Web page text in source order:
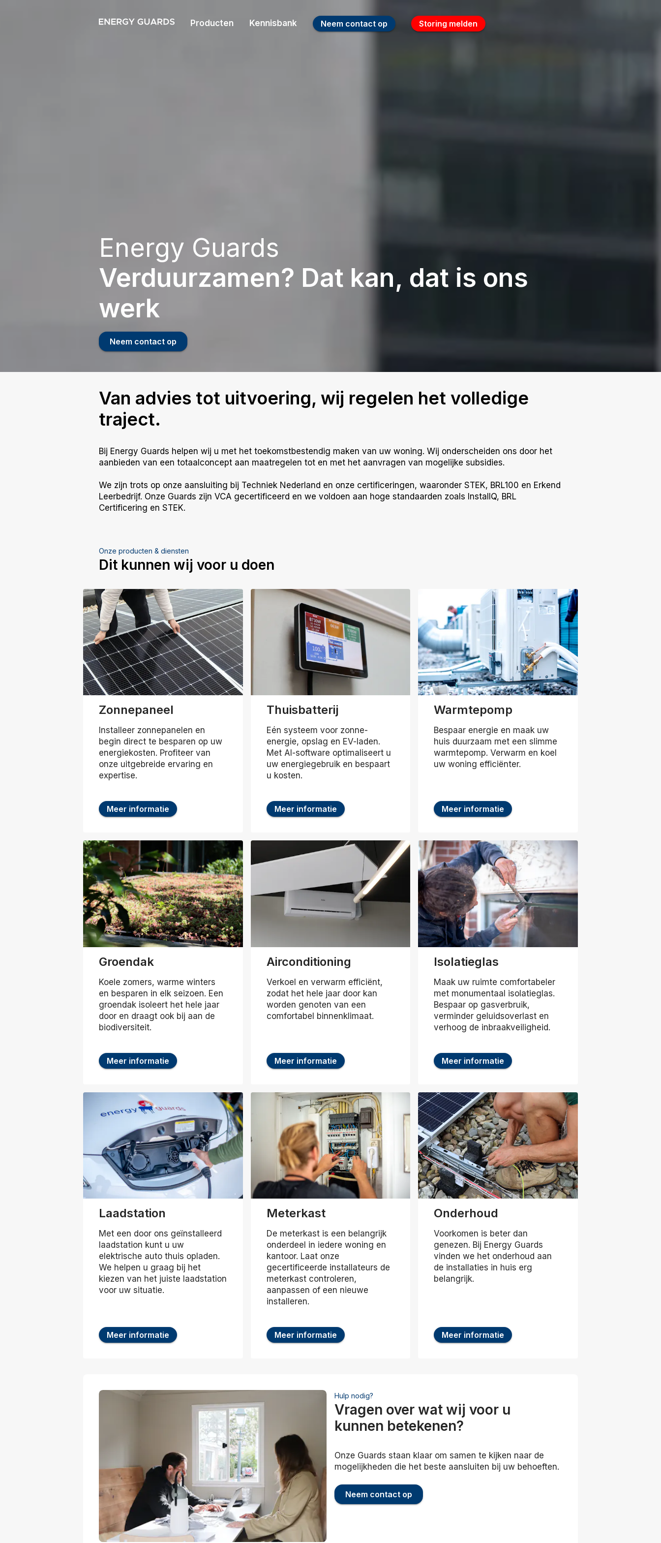
Producten Kennisbank Neem contact op Storing melden
Energy Guards
Verduurzamen? Dat kan, dat is ons
werk
Neem contact op
Van advies tot uitvoering, wij regelen het volledige
traject.
Bij Energy Guards helpen wij u met het toekomstbestendig maken van uw woning. Wij onderscheiden ons door het
aanbieden van een totaalconcept aan maatregelen tot en met het aanvragen van mogelijke subsidies.
We zijn trots op onze aansluiting bij Techniek Nederland en onze certificeringen, waaronder STEK, BRL100 en Erkend
Leerbedrijf. Onze Guards zijn VCA gecertificeerd en we voldoen aan hoge standaarden zoals InstallQ, BRL
Certificering en STEK.
Onze producten & diensten
Dit kunnen wij voor u doen
Zonnepaneel
Installeer zonnepanelen en
begin direct te besparen op uw
energiekosten. Profiteer van
onze uitgebreide ervaring en
expertise.
Meer informatie
Thuisbatterij
Eén systeem voor zonne-
energie, opslag en EV-laden.
Met AI-software optimaliseert u
uw energiegebruik en bespaart
u kosten.
Meer informatie
Warmtepomp
Bespaar energie en maak uw
huis duurzaam met een slimme
warmtepomp. Verwarm en koel
uw woning efficiënter.
Meer informatie
Groendak
Koele zomers, warme winters
en besparen in elk seizoen. Een
groendak isoleert het hele jaar
door en draagt ook bij aan de
biodiversiteit.
Meer informatie
Airconditioning
Verkoel en verwarm efficiënt,
zodat het hele jaar door kan
worden genoten van een
comfortabel binnenklimaat.
Meer informatie
Isolatieglas
Maak uw ruimte comfortabeler
met monumentaal isolatieglas.
Bespaar op gasverbruik,
verminder geluidsoverlast en
verhoog de inbraakveiligheid.
Meer informatie
Laadstation
Met een door ons geïnstalleerd
laadstation kunt u uw
elektrische auto thuis opladen.
We helpen u graag bij het
kiezen van het juiste laadstation
voor uw situatie.
Meer informatie
Meterkast
De meterkast is een belangrijk
onderdeel in iedere woning en
kantoor. Laat onze
gecertificeerde installateurs de
meterkast controleren,
aanpassen of een nieuwe
installeren.
Meer informatie
Onderhoud
Voorkomen is beter dan
genezen. Bij Energy Guards
vinden we het onderhoud aan
de installaties in huis erg
belangrijk.
Meer informatie
Hulp nodig?
Vragen over wat wij voor u
kunnen betekenen?
Onze Guards staan klaar om samen te kijken naar de
mogelijkheden die het beste aansluiten bij uw behoeften.
Neem contact op